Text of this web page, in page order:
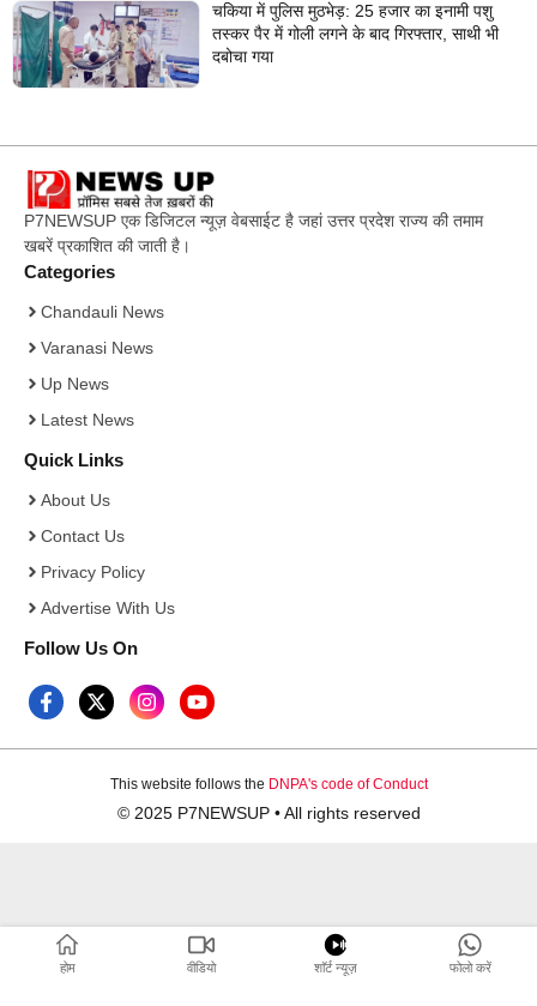
चकिया में पुलिस मुठभेड़: 25 हजार का इनामी पशु
तस्कर पैर में गोली लगने के बाद गिरफ्तार, साथी भी
दबोचा गया
P7NEWSUP एक डिजिटल न्यूज़ वेबसाईट है जहां उत्तर प्रदेश राज्य की तमाम
खबरें प्रकाशित की जाती है।
Categories
Chandauli News
Varanasi News
Up News
Latest News
Quick Links
About Us
Contact Us
Privacy Policy
Advertise With Us
Follow Us On
This website follows the DNPA's code of Conduct
© 2025 P7NEWSUP • All rights reserved
होम वीडियो शाॅर्ट न्यूज़ फोलो करें